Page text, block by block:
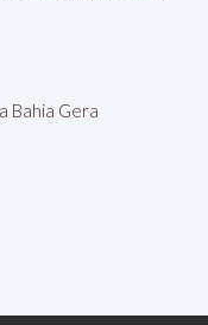
Bahia Gera